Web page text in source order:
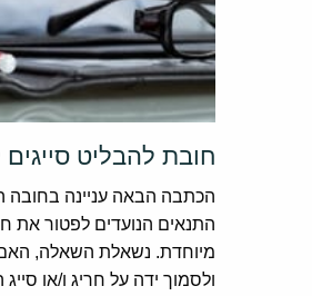
חובת להבליט
הכתבה הבאה עניינה בחובה
התנאים הנועדים לפטור את
מיוחדת. נשאלת השאלה, האם
ולסמוך ידה על חריג ו/או